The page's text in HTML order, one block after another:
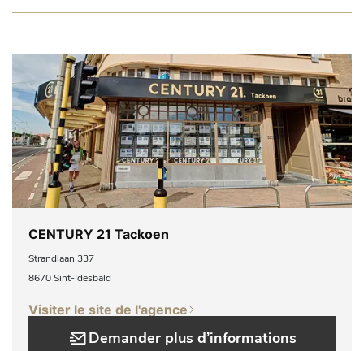
CENTURY 21 Tackoen
Strandlaan 337
8670 Sint-Idesbald
Visiter le site de l'agence
Demander plus d’informations